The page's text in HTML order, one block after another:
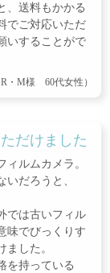
、送料もかかる
でご対応いただ
いすることがで
・M様 60代女性）
だけました
ィルムカメラ。
いだろうと、
では古いフィル
味でびっくりす
ました。
を持っている